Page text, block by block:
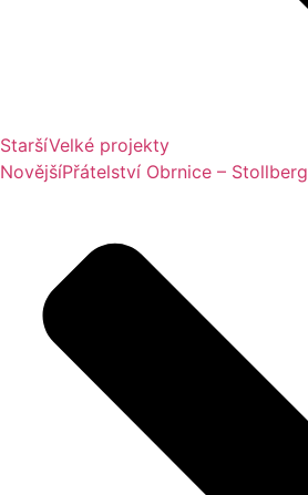
StaršíVelké projekty
NovějšíPřátelství Obrnice – Stollberg